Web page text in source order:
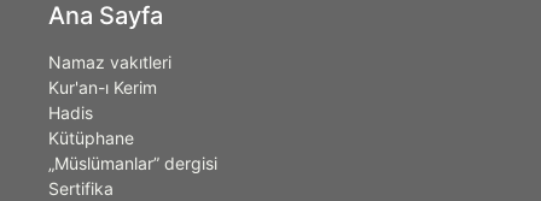
Ana Sayfa
Namaz vakıtleri
Kur'an-ı Kerim
Hadis
Kütüphane
„Müslümanlar” dergisi
Sertifika